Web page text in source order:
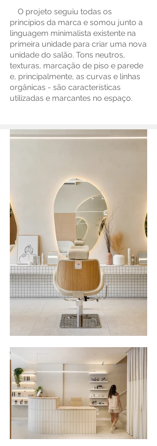
O projeto seguiu todas os
princípios da marca e somou junto a
linguagem minimalista existente na
primeira unidade para criar uma nova
unidade do salão. Tons neutros,
texturas, marcação de piso e parede
e, principalmente, as curvas e linhas
orgânicas - são características
utilizadas e marcantes no espaço.